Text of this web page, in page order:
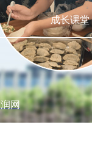
成长课堂
网